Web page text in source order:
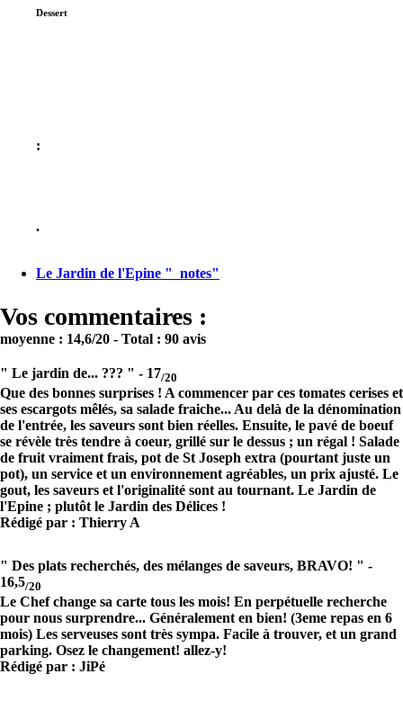
Dessert
:
.
Le Jardin de l'Epine "_notes"
Vos commentaires :
moyenne : 14,6/20 - Total : 90 avis
" Le jardin de... ??? " - 17/20
Que des bonnes surprises ! A commencer par ces tomates cerises et
ses escargots mêlés, sa salade fraiche... Au delà de la dénomination
de l'entrée, les saveurs sont bien réelles. Ensuite, le pavé de boeuf
se révèle très tendre à coeur, grillé sur le dessus ; un régal ! Salade
de fruit vraiment frais, pot de St Joseph extra (pourtant juste un
pot), un service et un environnement agréables, un prix ajusté. Le
gout, les saveurs et l'originalité sont au tournant. Le Jardin de
l'Epine ; plutôt le Jardin des Délices !
Rédigé par : Thierry A
" Des plats recherchés, des mélanges de saveurs, BRAVO! " -
16,5/20
Le Chef change sa carte tous les mois! En perpétuelle recherche
pour nous surprendre... Généralement en bien! (3eme repas en 6
mois) Les serveuses sont très sympa. Facile à trouver, et un grand
parking. Osez le changement! allez-y!
Rédigé par : JiPé